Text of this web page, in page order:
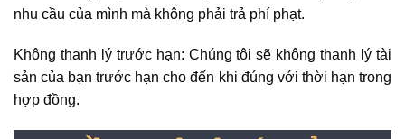
nhu cầu của mình mà không phải trả phí phạt.
Không thanh lý trước hạn: Chúng tôi sẽ không thanh lý tài
sản của bạn trước hạn cho đến khi đúng với thời hạn trong
hợp đồng.